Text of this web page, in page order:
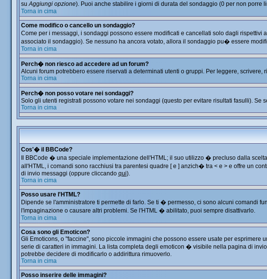
suAggiungi opzione). Puoi anche stabilire i giorni di durata del sondaggio (0 per non
Torna in cima
Come modifico o cancello un sondaggio?
Come per i messaggi, i sondaggi possono essere modificati e cancellati solo dagli
associato il sondaggio). Se nessuno ha ancora votato, allora il sondaggio pu� essere
Torna in cima
Perch� non riesco ad accedere ad un forum?
Alcuni forum potrebbero essere riservati a determinati utenti o gruppi. Per leggere,
Torna in cima
Perch� non posso votare nei sondaggi?
Solo gli utenti registrati possono votare nei sondaggi (questo per evitare risultati fasulli).
Torna in cima
Cos'� il BBCode?
Il BBCode � una speciale implementazione dell'HTML; il suo utilizzo � precluso dalla
all'HTML, i comandi sono racchiusi tra parentesi quadre [ e ] anzich� tra < e > e offre un
di invio messaggi (oppure cliccando qui).
Torna in cima
Posso usare l'HTML?
Dipende se l'amministratore ti permette di farlo. Se ti � permesso, ci sono alcuni comandi
l'impaginazione o causare altri problemi. Se l'HTML � abilitato, puoi sempre disattivarlo.
Torna in cima
Cosa sono gli Emoticon?
Gli Emoticons, o "faccine", sono piccole immagini che possono essere usate per
serie di caratteri in immagini. La lista completa degli emoticon � visibile nella pagina di
potrebbe decidere di modificarlo o addirittura rimuoverlo.
Torna in cima
Posso inserire delle immagini?